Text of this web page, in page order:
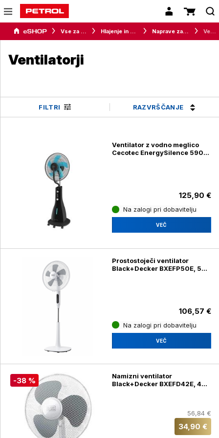
Vse za dom Hlajenje in gretje Naprave za ugodno bivalno klimo
Ventilatorji
FILTRI RAZVRŠČANJE
Ventilator z vodno meglico
Cecotec EnergySilence 590
125,90 €
Na zalogi pri dobavitelju
VEČ
Prostostoječi ventilator
Black+Decker BXEFP50E, 50
106,57 €
Na zalogi pri dobavitelju
VEČ
-38 %
Namizni ventilator
Black+Decker BXEFD42E, 40
56,84 €
34,90 €